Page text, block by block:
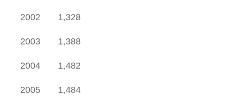
2002 1,328
2003 1,388
2004 1,482
2005 1,484